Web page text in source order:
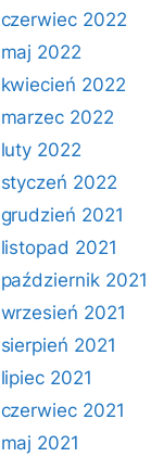
czerwiec 2022
maj 2022
kwiecień 2022
marzec 2022
luty 2022
styczeń 2022
grudzień 2021
listopad 2021
październik 2021
wrzesień 2021
sierpień 2021
lipiec 2021
czerwiec 2021
maj 2021